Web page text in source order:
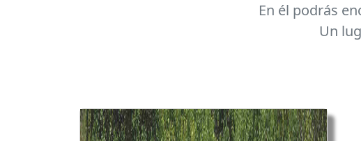
En él podrás
Un